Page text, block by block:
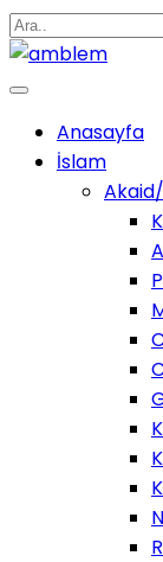
Anasayfa
İslam